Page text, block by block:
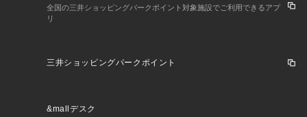
全国の三井ショッピングパークポイント対象施設でご利用できるアプ
リ
三井ショッピングパークポイント
&mallデスク